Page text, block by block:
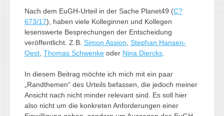
Nach dem EuGH-Urteil in der Sache Planet49 (C?
673/17), haben viele Kolleginnen und Kollegen
lesenswerte Besprechungen der Entscheidung
veröffentlicht. Z.B. Simon Assion Stephan Hansen-
Oest, Thomas Schwenkeoder Nina Diercks.
In diesem Beitrag möchte ich mich mit ein paar
„Randthemen“ des Urteils befassen, die jedoch meiner
Ansicht nach nicht minder relevant sind. Es soll hier
also nicht um die konkreten Anforderungen einer